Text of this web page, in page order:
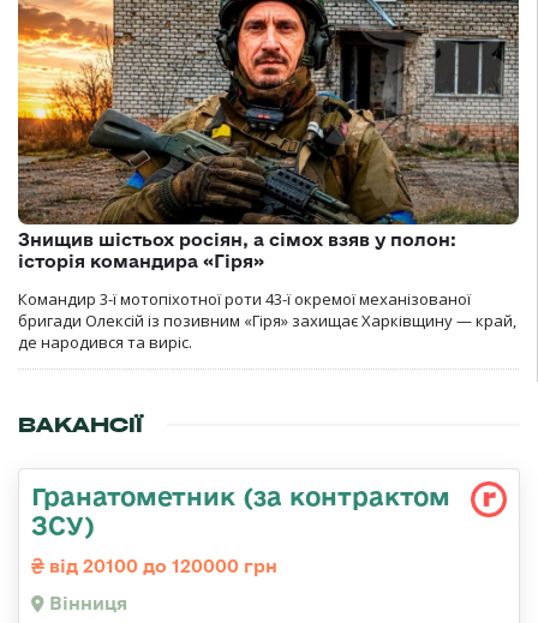
Знищив шістьох росіян, а сімох взяв у полон:
історія командира «Гіря»
Командир 3-ї мотопіхотної роти 43-ї окремої механізованої
бригади Олексій із позивним «Гіря» захищає Харківщину — край,
де народився та виріс.
ВАКАНСІЇ
Гранатометник (за контрактом
ЗСУ)
від 20100 до 120000 грн
Вінниця